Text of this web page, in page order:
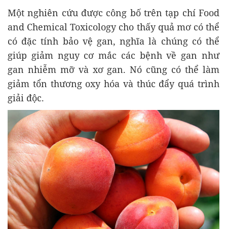
Một nghiên cứu được công bố trên tạp chí Food
and Chemical Toxicology cho thấy quả mơ có thể
có đặc tính bảo vệ gan, nghĩa là chúng có thể
giúp giảm nguy cơ mắc các bệnh về gan như
gan nhiễm mỡ và xơ gan. Nó cũng có thể làm
giảm tổn thương oxy hóa và thúc đẩy quá trình
giải độc.